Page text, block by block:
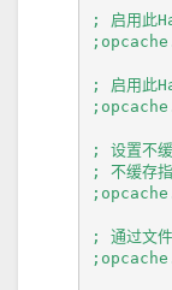
; 启用此
; 启用此
; 设置不
; 不缓存
; 通过文